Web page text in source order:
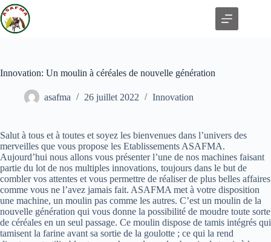
Innovation: Un moulin à céréales de nouvelle génération
asafma 26 juillet 2022 Innovation
Salut à tous et à toutes et soyez les bienvenues dans l’univers des
merveilles que vous propose les Etablissements ASAFMA.
Aujourd’hui nous allons vous présenter l’une de nos machines faisant
partie du lot de nos multiples innovations, toujours dans le but de
combler vos attentes et vous permettre de réaliser de plus belles affaires
comme vous ne l’avez jamais fait. ASAFMA met à votre disposition
une machine, un moulin pas comme les autres. C’est un moulin de la
nouvelle génération qui vous donne la possibilité de moudre toute sorte
de céréales en un seul passage. Ce moulin dispose de tamis intégrés qui
tamisent la farine avant sa sortie de la goulotte ; ce qui la rend